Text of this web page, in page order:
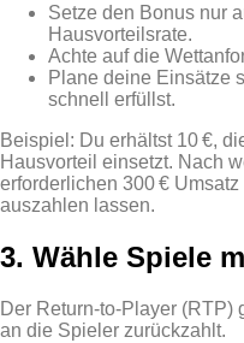
Setze den Bonus nur
Hausvorteilsrate.
Achte auf die
Plane deine Einsätze
schnell erfüllst.
Beispiel: Du erhältst 10 €,
Hausvorteil einsetzt. Nach
erforderlichen 300 €
auszahlen lassen.
3. Wähle Spiele
Der Return‑to‑Player
an die Spieler zurückzahlt.